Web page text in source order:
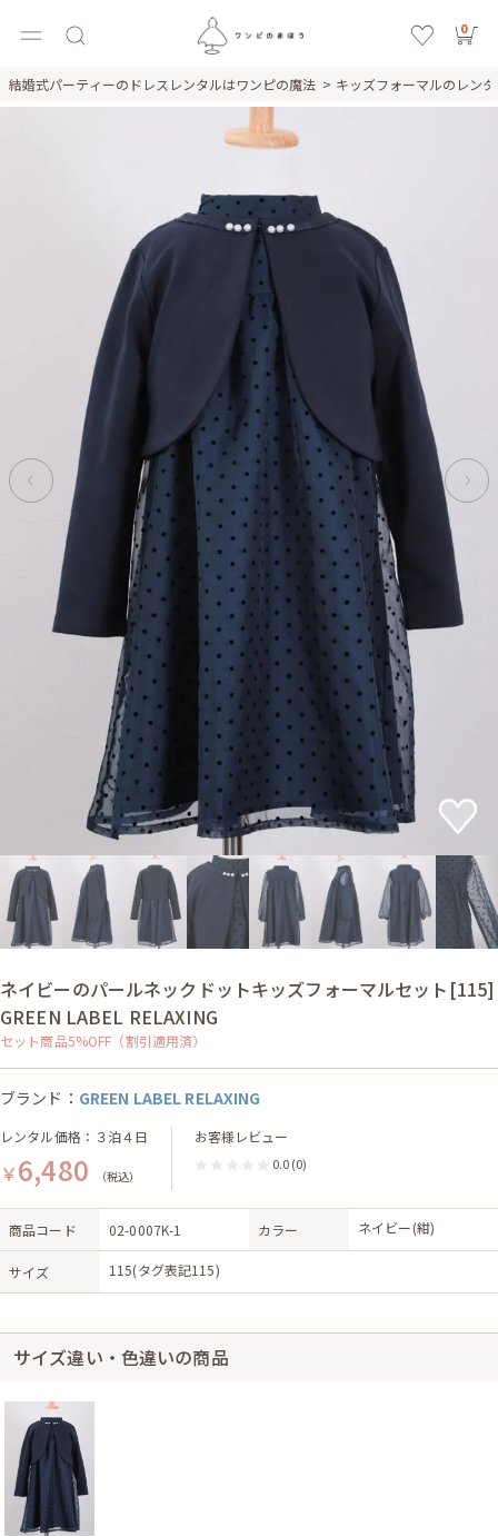
0
結婚式パーティーのドレスレンタルはワンピの魔法 キッズフォーマルのレン
ネイビーのパールネックドットキッズフォーマルセット[115]
GREEN LABEL RELAXING
セット商品5%OFF（割引適用済）
ブランド： GREEN LABEL RELAXING
レンタル価格：３泊４日
￥6,480 （税込）
お客様レビュー
0.0 (0)
商品コード 02-0007K-1 カラー ネイビー(紺)
サイズ 115(タグ表記115)
サイズ違い・色違いの商品